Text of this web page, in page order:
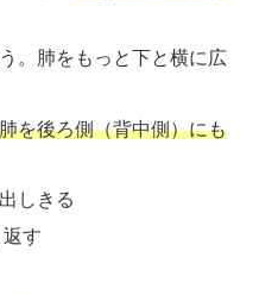
。肺をもっと下と横に広
肺を後ろ側（背中側）にも
しきる
す